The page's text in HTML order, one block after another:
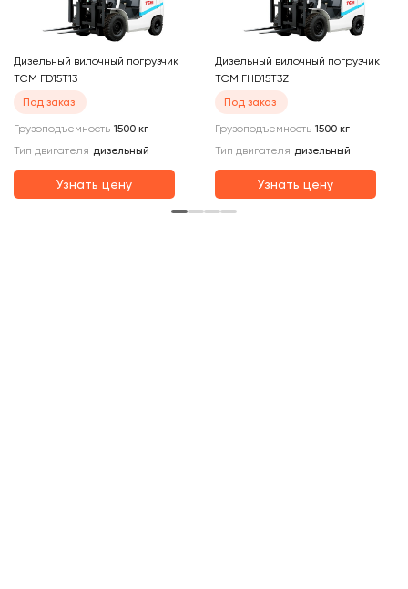
Дизельный вилочный погрузчик
TCM FD15T13
Под заказ
Грузоподъемность 1500 кг
Тип двигателя дизельный
Узнать цену
Дизельный вилочный погрузчик
TCM FHD15T3Z
Под заказ
Грузоподъемность 1500 кг
Тип двигателя дизельный
Узнать цену